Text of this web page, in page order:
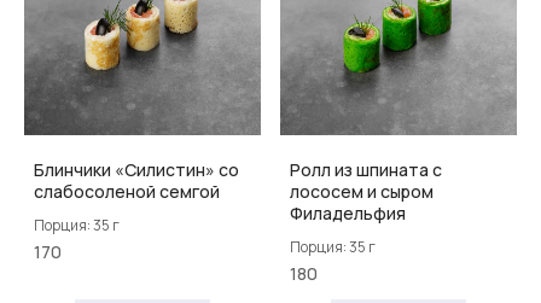
Блинчики «Силистин» со
слабосоленой семгой
Порция: 35 г
170
Ролл из шпината с
лососем и сыром
Филадельфия
Порция: 35 г
180